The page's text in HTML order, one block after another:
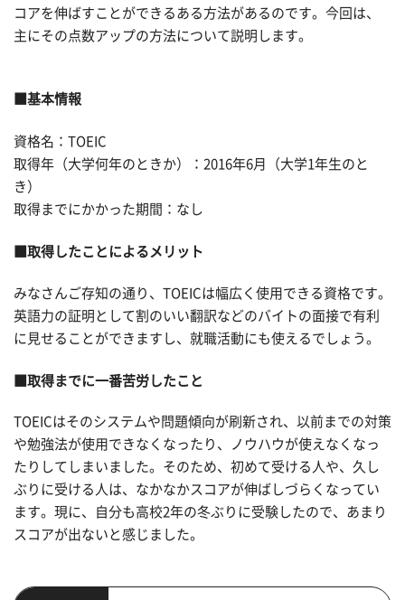
コアを伸ばすことができるある方法があるのです。今回は、
主にその点数アップの方法について説明します。
■基本情報
資格名：TOEIC
取得年（大学何年のときか）：2016年6月（大学1年生のと
き）
取得までにかかった期間：なし
■取得したことによるメリット
みなさんご存知の通り、TOEICは幅広く使用できる資格です。
英語力の証明として割のいい翻訳などのバイトの面接で有利
に見せることができますし、就職活動にも使えるでしょう。
■取得までに一番苦労したこと
TOEICはそのシステムや問題傾向が刷新され、以前までの対策
や勉強法が使用できなくなったり、ノウハウが使えなくなっ
たりしてしまいました。そのため、初めて受ける人や、久し
ぶりに受ける人は、なかなかスコアが伸ばしづらくなってい
ます。現に、自分も高校2年の冬ぶりに受験したので、あまり
スコアが出ないと感じました。